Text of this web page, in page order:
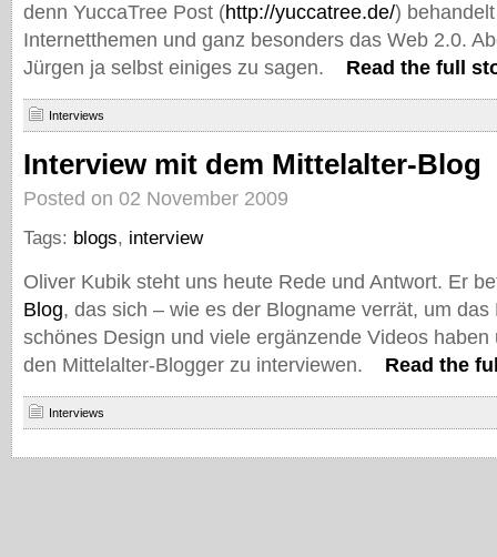
denn YuccaTree Post (http://yuccatree.de/)
Internetthemen und ganz besonders das Web 2.0.
Jürgen ja selbst einiges zu sagen.
Read the full
Interviews
Interview mit dem Mittelalter-Blog
Posted on 02 November 2009
Tags: blogs, interview
Oliver Kubik steht uns heute Rede und Antwort. Er
Blog, das sich – wie es der Blogname verrät, um
schönes Design und viele ergänzende Videos haben
den Mittelalter-Blogger zu interviewen.
Read the
Interviews